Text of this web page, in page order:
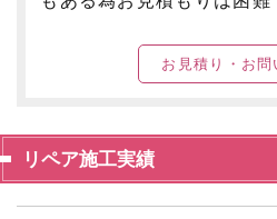
お見積り・お問
リペア施工実績